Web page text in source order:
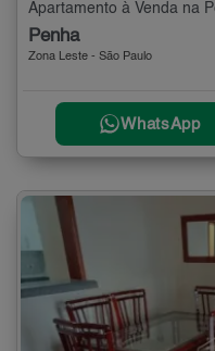
Apartamento à Venda na
Penha
Zona Leste - São Paulo
WhatsApp